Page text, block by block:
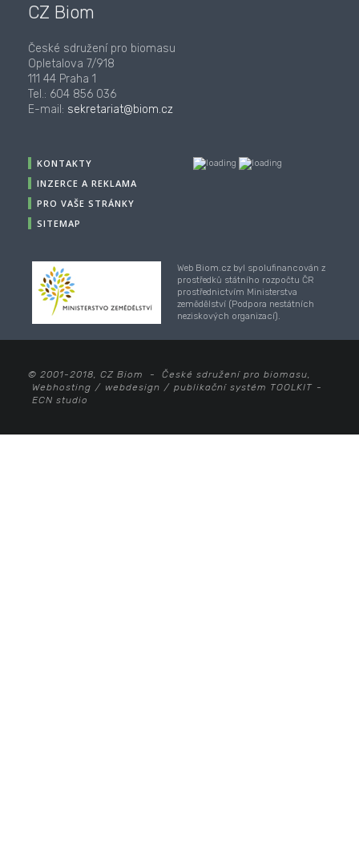
CZ Biom
České sdružení pro biomasu
Opletalova 7/918
111 44 Praha 1
Tel.: 604 856 036
E-mail: sekretariat@biom.cz
KONTAKTY
INZERCE A REKLAMA
PRO VAŠE STRÁNKY
SITEMAP
Web Biom.cz byl spolufinancován z
prostředků státního rozpočtu ČR
prostřednictvím Ministerstva
zemědělství (Podpora nestátních
neziskových organizací).
© 2001-2018, CZ Biom - České sdružení pro biomasu,
Webhosting / webdesign / publikační systém TOOLKIT -
ECN studio